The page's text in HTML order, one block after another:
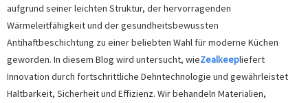
aufgrund seiner leichten Struktur, der hervorragenden
Wärmeleitfähigkeit und der gesundheitsbewussten
Antihaftbeschichtung zu einer beliebten Wahl für moderne Küchen
geworden. In diesem Blog wird untersucht, wieZealkeepliefert
Innovation durch fortschrittliche Dehntechnologie und gewährleistet
Haltbarkeit, Sicherheit und Effizienz. Wir behandeln Materialien,